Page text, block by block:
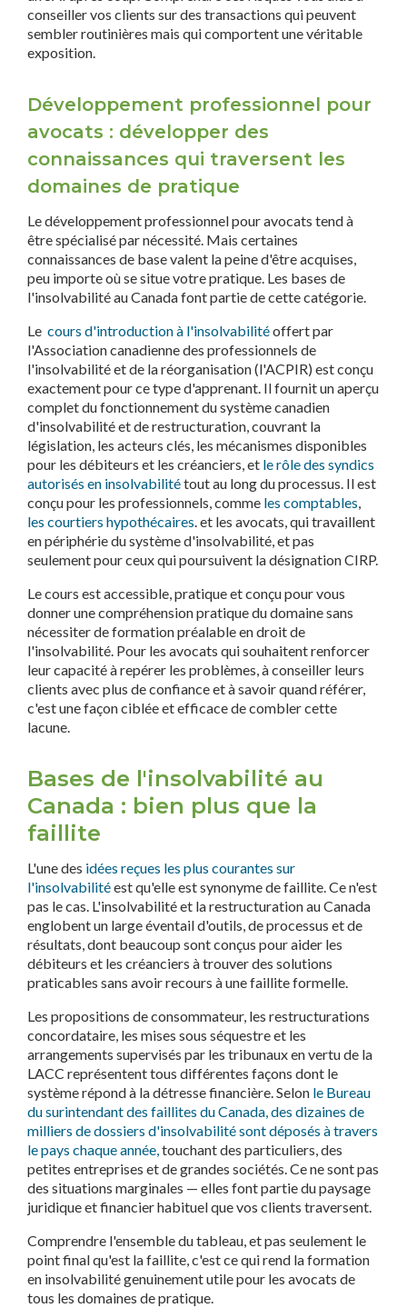
conseiller vos clients sur des transactions qui peuvent
sembler routinières mais qui comportent une véritable
exposition.
Développement professionnel pour
avocats : développer des
connaissances qui traversent les
domaines de pratique
Le développement professionnel pour avocats tend à
être spécialisé par nécessité. Mais certaines
connaissances de base valent la peine d'être acquises,
peu importe où se situe votre pratique. Les bases de
l'insolvabilité au Canada font partie de cette catégorie.
Le cours d'introduction à l'insolvabilitéoffert par
l'Association canadienne des professionnels de
l'insolvabilité et de la réorganisation (l'ACPIR) est conçu
exactement pour ce type d'apprenant. Il fournit un aperçu
complet du fonctionnement du système canadien
d'insolvabilité et de restructuration, couvrant la
législation, les acteurs clés, les mécanismes disponibles
pour les débiteurs et les créanciers, et le rôle des syndics
autorisés en insolvabilitétout au long du processus. Il est
conçu pour les professionnels, comme les comptables,
les courtiers hypothécaires. et les avocats, qui travaillent
en périphérie du système d'insolvabilité, et pas
seulement pour ceux qui poursuivent la désignation CIRP.
Le cours est accessible, pratique et conçu pour vous
donner une compréhension pratique du domaine sans
nécessiter de formation préalable en droit de
l'insolvabilité. Pour les avocats qui souhaitent renforcer
leur capacité à repérer les problèmes, à conseiller leurs
clients avec plus de confiance et à savoir quand référer,
c'est une façon ciblée et efficace de combler cette
lacune.
Bases de l'insolvabilité au
Canada : bien plus que la
faillite
L'une des idées reçues les plus courantes sur
l'insolvabilitéest qu'elle est synonyme de faillite. Ce n'est
pas le cas. L'insolvabilité et la restructuration au Canada
englobent un large éventail d'outils, de processus et de
résultats, dont beaucoup sont conçus pour aider les
débiteurs et les créanciers à trouver des solutions
praticables sans avoir recours à une faillite formelle.
Les propositions de consommateur, les restructurations
concordataire, les mises sous séquestre et les
arrangements supervisés par les tribunaux en vertu de la
LACC représentent tous différentes façons dont le
système répond à la détresse financière. Selon le Bureau
du surintendant des faillites du Canada, des dizaines de
milliers de dossiers d'insolvabilité sont déposés à travers
le pays chaque année,touchant des particuliers, des
petites entreprises et de grandes sociétés. Ce ne sont pas
des situations marginales — elles font partie du paysage
juridique et financier habituel que vos clients traversent.
Comprendre l'ensemble du tableau, et pas seulement le
point final qu'est la faillite, c'est ce qui rend la formation
en insolvabilité genuinement utile pour les avocats de
tous les domaines de pratique.